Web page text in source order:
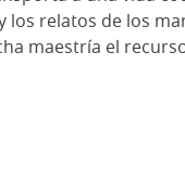
relatos de los
maestría el